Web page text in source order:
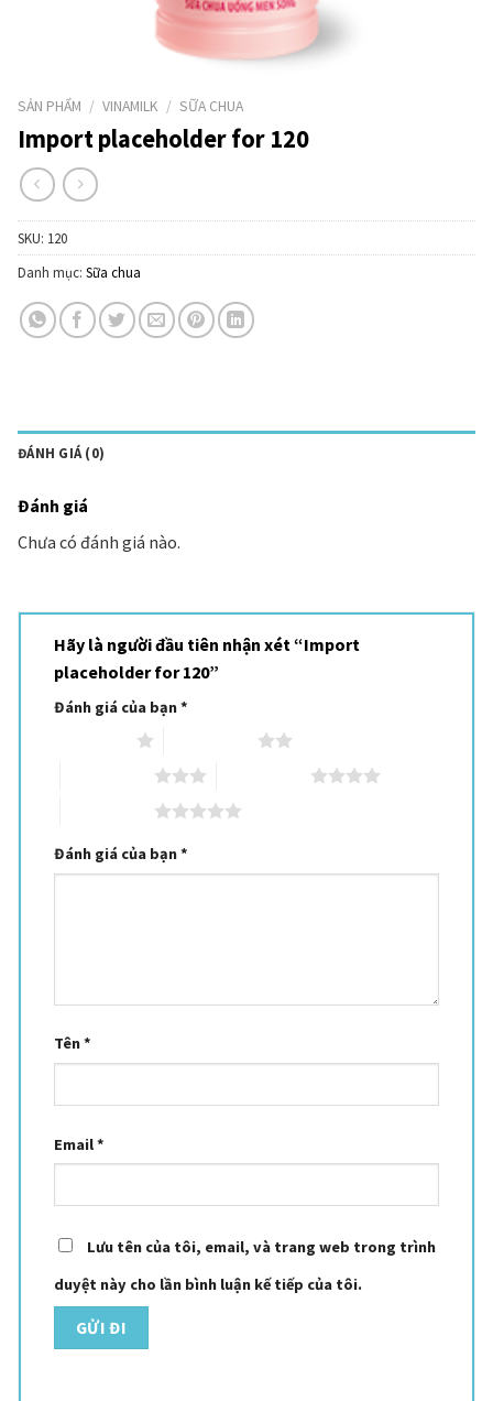
SẢN PHẨM / VINAMILK / SỮA CHUA
Import placeholder for 120
SKU: 120
Danh mục: Sữa chua
ĐÁNH GIÁ (0)
Đánh giá
Chưa có đánh giá nào.
Hãy là người đầu tiên nhận xét “Import
placeholder for 120”
Đánh giá của bạn*
Đánh giá của bạn*
Tên*
Email*
Lưu tên của tôi, email, và trang web trong trình
duyệt này cho lần bình luận kế tiếp của tôi.